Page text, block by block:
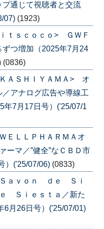
通じて視聴者と交流
07) (1923)
ｔｓｃｏｃｏ> ＧＷＦ
つ増加（2025年7月24
(0836)
ＡＳＨＩＹＡＭＡ> オ
アナログ広告や導線工
年7月17日号）('25/07/1
ＥＬＬＰＨＡＲＭＡオ
マ／”健全”なＣＢＤ市
）('25/07/06) (0833)
ａｖｏｎ ｄｅ Ｓｉ
Ｓｉｅｓｔａ／新た
6月26日号）('25/07/01)